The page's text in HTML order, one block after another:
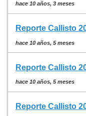
hace 10 años, 3 meses
Reporte Callisto
hace 10 años, 5 meses
Reporte Callisto
hace 10 años, 5 meses
Reporte Callisto